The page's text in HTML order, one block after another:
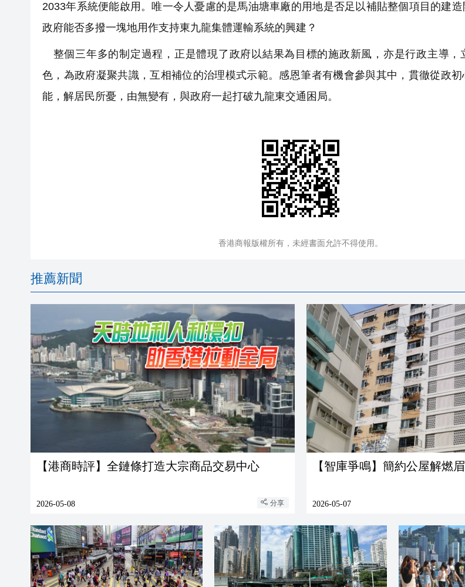
2033年系統便能啟用。唯一令人憂慮的是馬油塘車廠的用地是否足以補貼整個項目的建造
政府能否多撥一塊地用作支持東九龍集體運輸系統的興建？
整個三年多的制定過程，正是體現了政府以結果為目標的施政新風，亦是行政主導，
色，為政府凝聚共識，互相補位的治理模式示範。感恩筆者有機會參與其中，貫徹從政
能，解居民所憂，由無變有，與政府一起打破九龍東交通困局。
香港商報版權所有，未經書面允許不得使用。
推薦新聞
【港商時評】全鏈條打造大宗商品交易中心
2026-05-08 分享
【智庫爭鳴】簡約公屋解燃
2026-05-07